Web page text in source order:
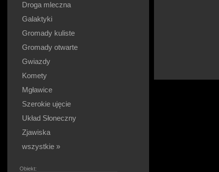
Droga mleczna
Galaktyki
Gromady kuliste
Gromady otwarte
Gwiazdy
Komety
Mgławice
Szerokie ujęcie
Układ Słoneczny
Zjawiska
wszystkie »
Obiekt: